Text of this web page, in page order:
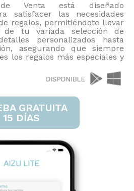
Venta está diseñado
satisfacer las necesidades
regalos, permitiéndote llevar
tu variada selección de
personalizados hasta
asegurando que siempre
los regalos más especiales y
GRATUITA
15 DÍAS